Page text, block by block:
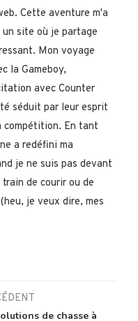
Cette aventure m'a
site où je partage
Mon voyage
la Gameboy,
avec Counter
séduit par leur esprit
compétition. En tant
a redéfini ma
je ne suis pas devant
de courir ou de
je veux dire, mes
de chasse à